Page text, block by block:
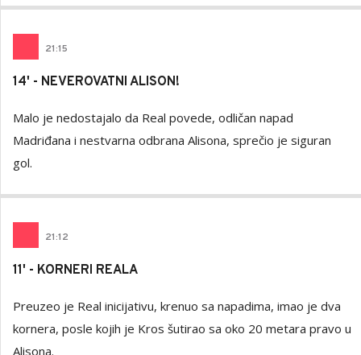
21:15
14' - NEVEROVATNI ALISON!
Malo je nedostajalo da Real povede, odličan napad
Madriđana i nestvarna odbrana Alisona, sprečio je siguran
gol.
21:12
11' - KORNERI REALA
Preuzeo je Real inicijativu, krenuo sa napadima, imao je dva
kornera, posle kojih je Kros šutirao sa oko 20 metara pravo u
Alisona.